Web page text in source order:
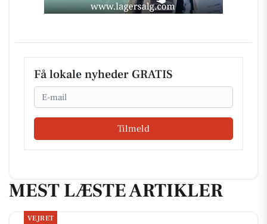
Få lokale nyheder GRATIS
Email
Tilmeld
MEST LÆSTE ARTIKLER
VEJRET